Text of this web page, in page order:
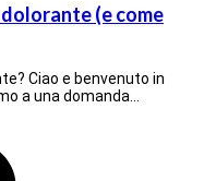
(e come
Ciao e benvenuto in
a una domanda…